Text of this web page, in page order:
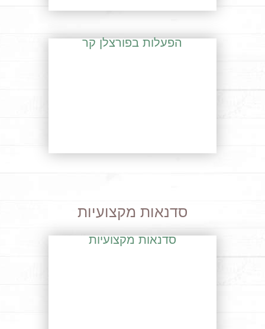
הפעלות בפורצלן קר
סדנאות מקצועיות
סדנאות מקצועיות